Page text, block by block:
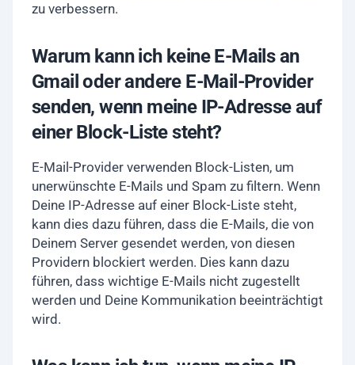
zu verbessern.
Warum kann ich keine E-Mails an
Gmail oder andere E-Mail-Provider
senden, wenn meine IP-Adresse auf
einer Block-Liste steht?
E-Mail-Provider verwenden Block-Listen, um
unerwünschte E-Mails und Spam zu filtern. Wenn
Deine IP-Adresse auf einer Block-Liste steht,
kann dies dazu führen, dass die E-Mails, die von
Deinem Server gesendet werden, von diesen
Providern blockiert werden. Dies kann dazu
führen, dass wichtige E-Mails nicht zugestellt
werden und Deine Kommunikation beeinträchtigt
wird.